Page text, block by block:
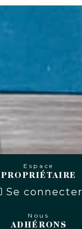
Espace
PROPRIÉTAIRE
Se connecter
Nous
ADHÉRONS